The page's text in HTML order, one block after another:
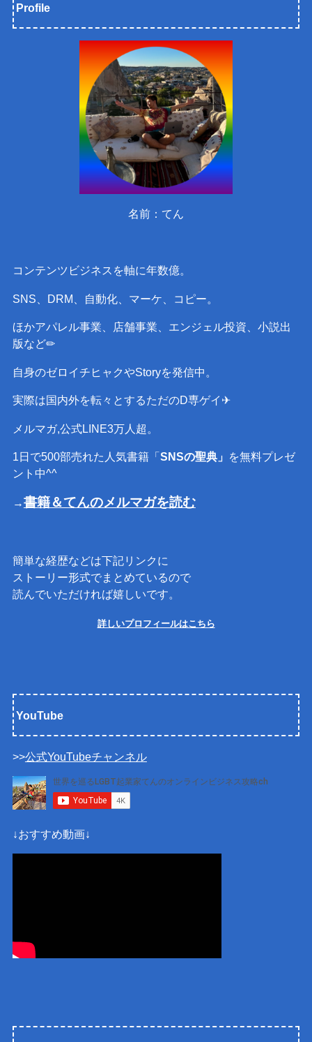
Profile
名前：てん
コンテンツビジネスを軸に年数億。
SNS、DRM、自動化、マーケ、コピー。
ほかアパレル事業、店舗事業、エンジェル投資、小説出
版など✏︎
自身のゼロイチヒャクやStoryを発信中。
実際は国内外を転々とするただのD専ゲイ✈︎
メルマガ,公式LINE3万人超。
1日で500部売れた人気書籍「SNSの聖典」
を無料プレゼ
ント中^^
→書籍＆てんのメルマガを読む
簡単な経歴などは下記リンクに
ストーリー形式でまとめているので
読んでいただければ嬉しいです。
詳しいプロフィールはこちら
YouTube
>>公式YouTubeチャンネル
↓おすすめ動画↓